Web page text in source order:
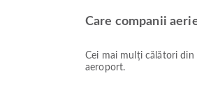
Care companii
Cei mai mulți călători
aeroport.